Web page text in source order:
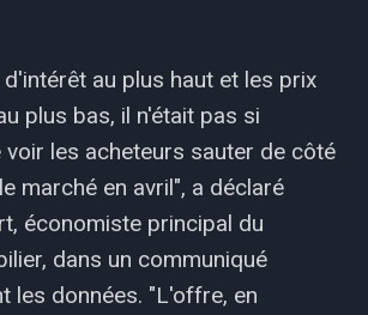
d'intérêt au plus haut et les prix
plus bas, il n'était pas si
voir les acheteurs sauter de côté
marché en avril", a déclaré
économiste principal du
dans un communiqué
les données. "L'offre, en